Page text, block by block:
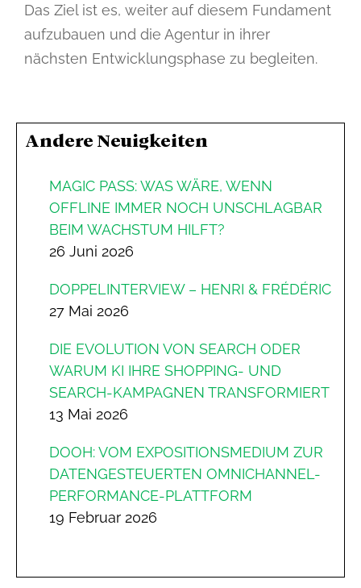
Das Ziel ist es, weiter auf diesem Fundament
aufzubauen und die Agentur in ihrer
nächsten Entwicklungsphase zu begleiten.
Andere Neuigkeiten
MAGIC PASS: WAS WÄRE, WENN
OFFLINE IMMER NOCH UNSCHLAGBAR
BEIM WACHSTUM HILFT?
26 Juni 2026
DOPPELINTERVIEW – HENRI & FRÉDÉRIC
27 Mai 2026
DIE EVOLUTION VON SEARCH ODER
WARUM KI IHRE SHOPPING- UND
SEARCH-KAMPAGNEN TRANSFORMIERT
13 Mai 2026
DOOH: VOM EXPOSITIONSMEDIUM ZUR
DATENGESTEUERTEN OMNICHANNEL-
PERFORMANCE-PLATTFORM
19 Februar 2026